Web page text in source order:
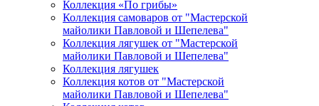
Коллекция «По грибы»
Коллекция самоваров от "Мастерской
майолики Павловой и Шепелева"
Коллекция лягушек от "Мастерской
майолики Павловой и Шепелева"
Коллекция лягушек
Коллекция котов от "Мастерской
майолики Павловой и Шепелева"